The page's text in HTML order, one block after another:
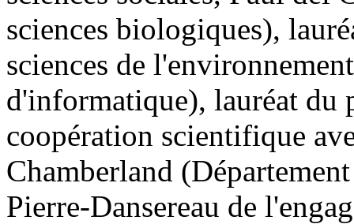
sciences biologiques),
sciences de
d'informatique), lauréat
coopération scientifique
Chamberland
Pierre-Dansereau de